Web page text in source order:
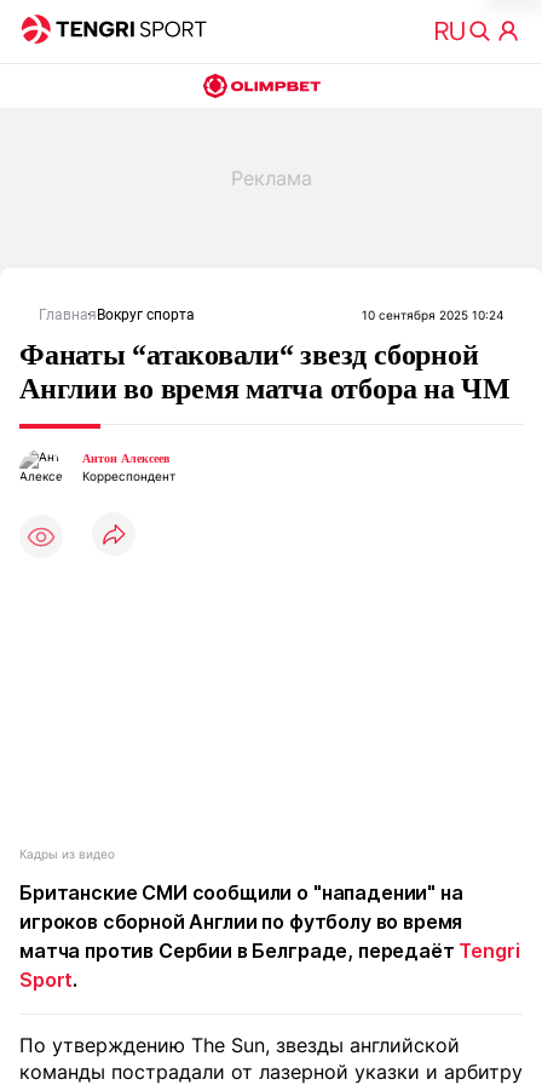
Главная Вокруг спорта 10 сентября 2025 10:24
Фанаты “атаковали“ звезд сборной
Англии во время матча отбора на ЧМ
Антон Алексеев
Корреспондент
Кадры из видео
Британские СМИ сообщили о "нападении" на
игроков сборной Англии по футболу во время
матча против Сербии в Белграде, передаёт Tengri
Sport.
По утверждению The Sun, звезды английской
команды пострадали от лазерной указки и арбитру